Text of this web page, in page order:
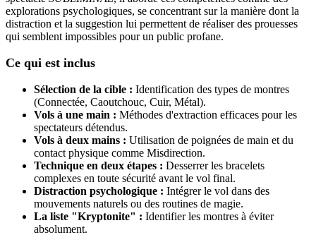
explorations psychologiques, se concentrant sur la manière dont la
distraction et la suggestion lui permettent de réaliser des prouesses
qui semblent impossibles pour un public profane.
Ce qui est inclus
Sélection de la cible : Identification des types de montres
(Connectée, Caoutchouc, Cuir, Métal).
Vols à une main : Méthodes d'extraction efficaces pour les
spectateurs détendus.
Vols à deux mains : Utilisation de poignées de main et du
contact physique comme Misdirection.
Technique en deux étapes : Desserrer les bracelets
complexes en toute sécurité avant le vol final.
Distraction psychologique : Intégrer le vol dans des
mouvements naturels ou des routines de magie.
La liste "Kryptonite" : Identifier les montres à éviter
absolument.